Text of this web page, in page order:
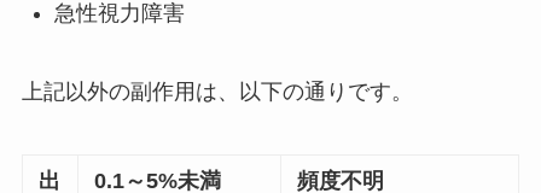
急性視力障害
上記以外の副作用は、以下の通りです。
出 0.1～5%未満 頻度不明